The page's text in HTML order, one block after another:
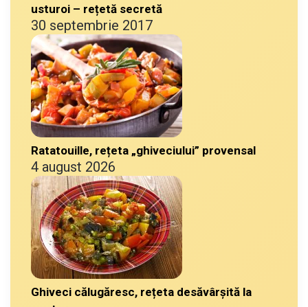
usturoi – rețetă secretă
30 septembrie 2017
Ratatouille, rețeta „ghiveciului” provensal
4 august 2026
Ghiveci călugăresc, rețeta desăvârșită la